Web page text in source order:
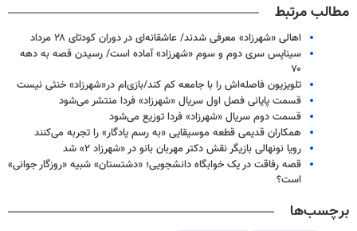
مطالب مرتبط
اهالی «شهرزاد» معرفی شدند/ عاشقانه‌ای در دوران کودتای ۲۸ مرداد
سیناپس سری دوم و سوم «شهرزاد» آماده است/ رسیدن قصه به دهه
۷۰
تلویزیون فاصله‌اش را با جامعه کم کند/بازی‌ام در«شهرزاد» خنثی نیست
قسمت پایانی فصل اول سریال «شهرزاد» فردا منتشر می‌شود
قسمت دوم سریال «شهرزاد» فردا توزیع می‌شود
همکاران قدیمی قطعه موسیقایی «به رسم یادگار» را تجربه می‌کنند
رویا نونهالی بازیگر نقش دکتر مهربان بانو در «شهرزاد ۲» شد
قصه‌ رفاقت در یک خوابگاه دانشجویی؛ «دشتستان» شبیه «روزگار جوانی»
است؟
برچسب‌ها